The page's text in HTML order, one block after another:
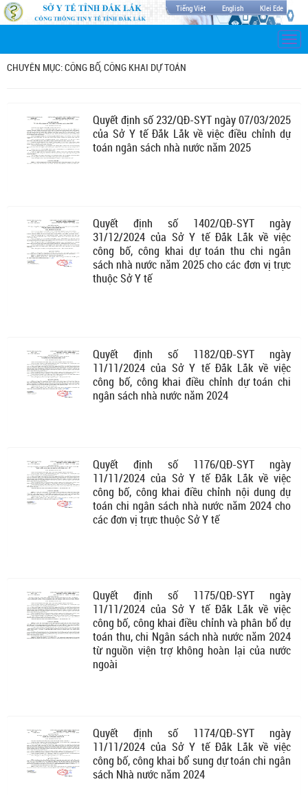
Tiếng Việt English Klei Ede
CHUYÊN MỤC: CÔNG BỐ, CÔNG KHAI DỰ TOÁN
Quyết định số 232/QĐ-SYT ngày 07/03/2025
của Sở Y tế Đắk Lắk về việc điều chỉnh dự
toán ngân sách nhà nước năm 2025
Quyết định số 1402/QĐ-SYT ngày
31/12/2024 của Sở Y tế Đắk Lắk về việc
công bố, công khai dự toán thu chi ngân
sách nhà nước năm 2025 cho các đơn vị trực
thuộc Sở Y tế
Quyết định số 1182/QĐ-SYT ngày
11/11/2024 của Sở Y tế Đắk Lắk về việc
công bố, công khai điều chỉnh dự toán chi
ngân sách nhà nước năm 2024
Quyết định số 1176/QĐ-SYT ngày
11/11/2024 của Sở Y tế Đắk Lắk về việc
công bố, công khai điều chỉnh nội dung dự
toán chi ngân sách nhà nước năm 2024 cho
các đơn vị trực thuộc Sở Y tế
Quyết định số 1175/QĐ-SYT ngày
11/11/2024 của Sở Y tế Đắk Lắk về việc
công bố, công khai điều chỉnh và phân bổ dự
toán thu, chi Ngân sách nhà nước năm 2024
từ nguồn viện trợ không hoàn lại của nước
ngoài
Quyết định số 1174/QĐ-SYT ngày
11/11/2024 của Sở Y tế Đắk Lắk về việc
công bố, công khai bổ sung dự toán chi ngân
sách Nhà nước năm 2024